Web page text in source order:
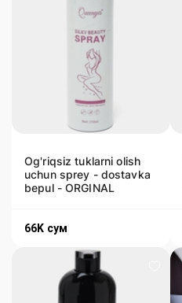
Og'riqsiz tuklarni olish
uchun sprey - dostavka
bepul - ORGINAL
66K сум